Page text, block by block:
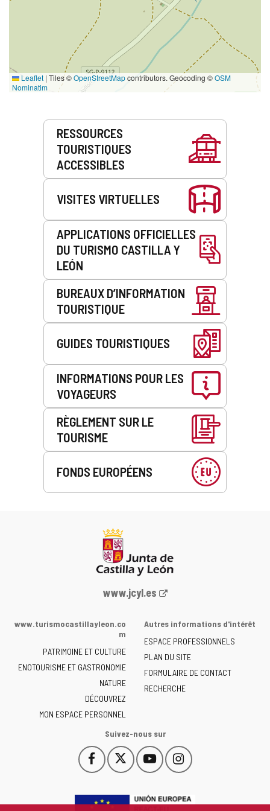
Leaflet | Tiles ©OpenStreetMapcontributors. Geocoding ©OSM
Nominatim
Prestations
RESSOURCES
TOURISTIQUES
ACCESSIBLES
VISITES VIRTUELLES
APPLICATIONS OFFICIELLES
DU TURISMO CASTILLA Y
LEÓN
BUREAUX D’INFORMATION
TOURISTIQUE
GUIDES TOURISTIQUES
INFORMATIONS POUR LES
VOYAGEURS
RÈGLEMENT SUR LE
TOURISME
FONDS EUROPÉENS
Portail
la
de
Castilla
y
León
-
www.jcyl.es
www.turismocastillayleon.co
m
PATRIMOINE ET CULTURE
ENOTOURISME ET GASTRONOMIE
NATURE
DÉCOUVREZ
MON ESPACE PERSONNEL
Autres informations d'intérêt
ESPACE PROFESSIONNELS
PLAN DU SITE
FORMULAIRE DE CONTACT
RECHERCHE
Suivez-nous sur
Facebook
Este
enlace
abrirá
Este
enlace
abrirá
YouTube
Este
enlace
abrirá
Instagram
Este
enlace
abrirá